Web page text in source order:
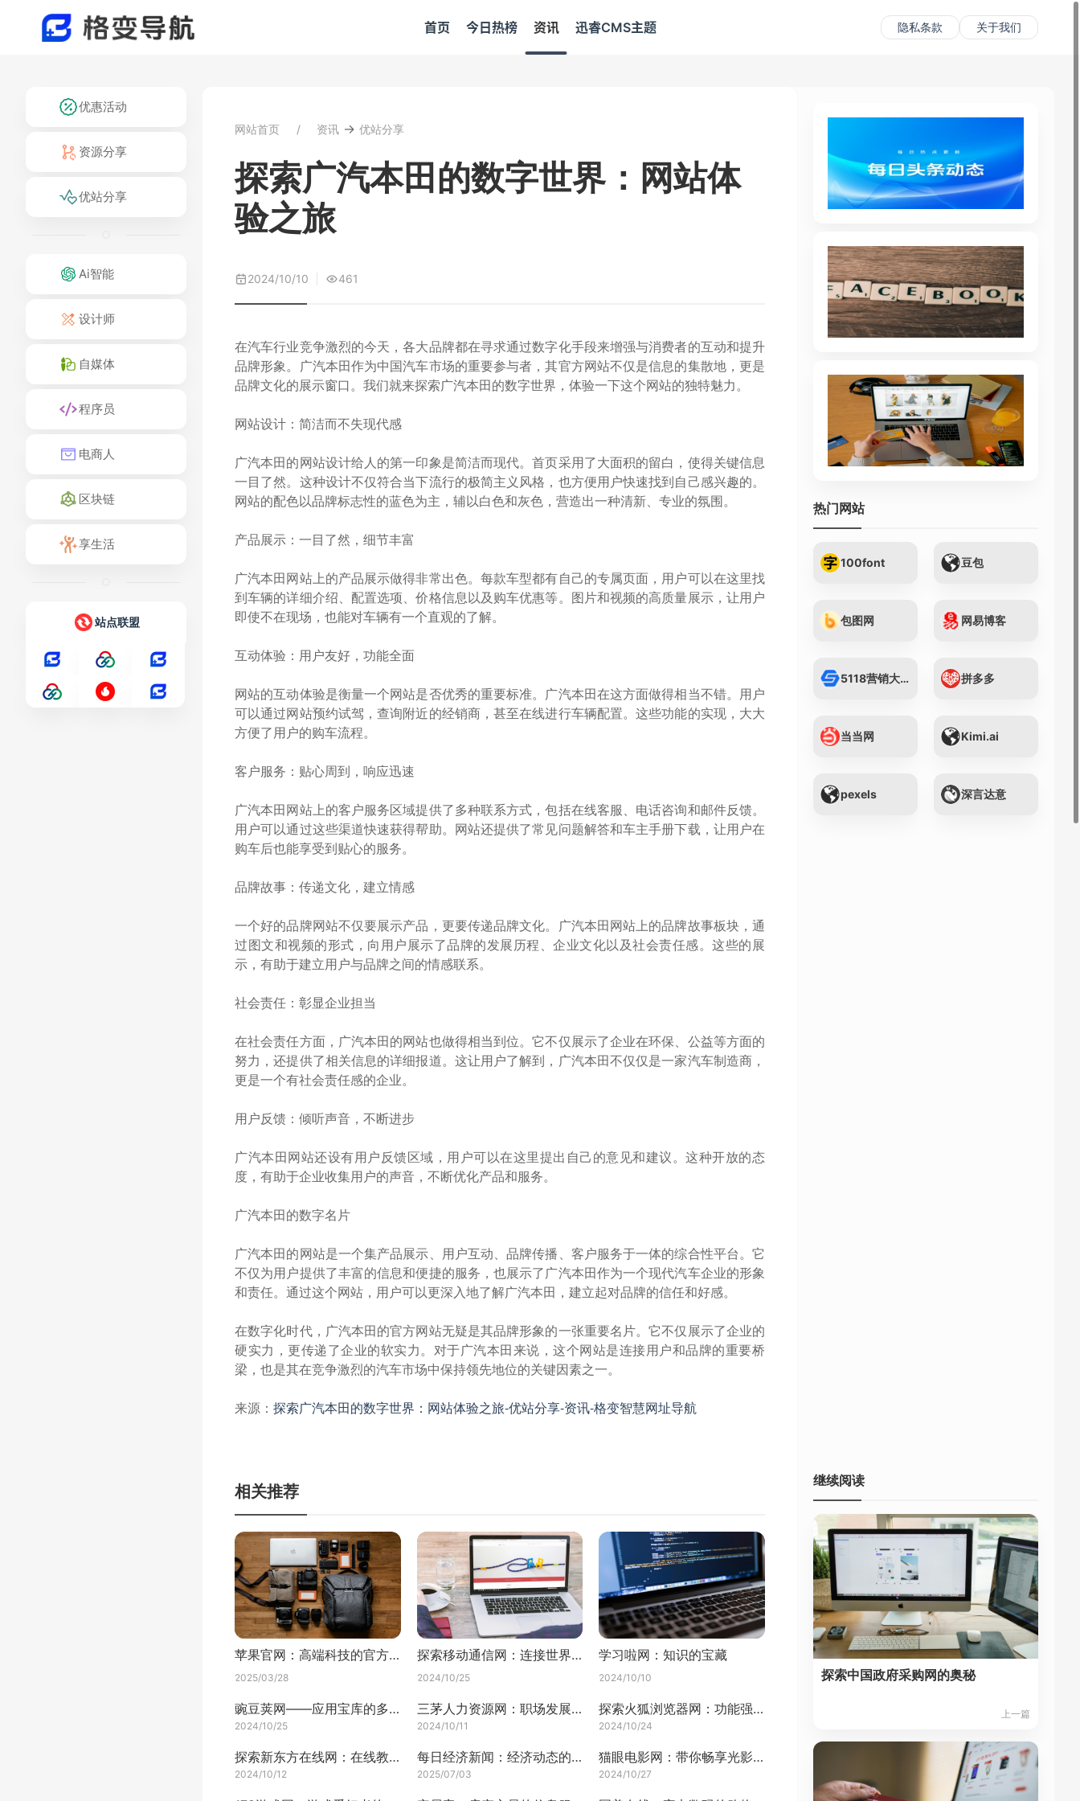
首页 今日热榜 资讯 迅睿CMS主题 隐私条款 关于我们
优惠活动
资源分享
优站分享
Ai智能
设计师
自媒体
程序员
电商人
区块链
享生活
站点联盟
网站首页 资讯 → 优站分享
探索广汽本田的数字世界：网站体
验之旅
2024/10/10 461
在汽车行业竞争激烈的今天，各大品牌都在寻求通过数字化手段来增强与消费者的互动和提升
品牌形象。广汽本田作为中国汽车市场的重要参与者，其官方网站不仅是信息的集散地，更是
品牌文化的展示窗口。我们就来探索广汽本田的数字世界，体验一下这个网站的独特魅力。
网站设计：简洁而不失现代感
广汽本田的网站设计给人的第一印象是简洁而现代。首页采用了大面积的留白，使得关键信息
一目了然。这种设计不仅符合当下流行的极简主义风格，也方便用户快速找到自己感兴趣的。
网站的配色以品牌标志性的蓝色为主，辅以白色和灰色，营造出一种清新、专业的氛围。
产品展示：一目了然，细节丰富
广汽本田网站上的产品展示做得非常出色。每款车型都有自己的专属页面，用户可以在这里找
到车辆的详细介绍、配置选项、价格信息以及购车优惠等。图片和视频的高质量展示，让用户
即使不在现场，也能对车辆有一个直观的了解。
互动体验：用户友好，功能全面
网站的互动体验是衡量一个网站是否优秀的重要标准。广汽本田在这方面做得相当不错。用户
可以通过网站预约试驾，查询附近的经销商，甚至在线进行车辆配置。这些功能的实现，大大
方便了用户的购车流程。
客户服务：贴心周到，响应迅速
广汽本田网站上的客户服务区域提供了多种联系方式，包括在线客服、电话咨询和邮件反馈。
用户可以通过这些渠道快速获得帮助。网站还提供了常见问题解答和车主手册下载，让用户在
购车后也能享受到贴心的服务。
品牌故事：传递文化，建立情感
一个好的品牌网站不仅要展示产品，更要传递品牌文化。广汽本田网站上的品牌故事板块，通
过图文和视频的形式，向用户展示了品牌的发展历程、企业文化以及社会责任感。这些的展
示，有助于建立用户与品牌之间的情感联系。
社会责任：彰显企业担当
在社会责任方面，广汽本田的网站也做得相当到位。它不仅展示了企业在环保、公益等方面的
努力，还提供了相关信息的详细报道。这让用户了解到，广汽本田不仅仅是一家汽车制造商，
更是一个有社会责任感的企业。
用户反馈：倾听声音，不断进步
广汽本田网站还设有用户反馈区域，用户可以在这里提出自己的意见和建议。这种开放的态
度，有助于企业收集用户的声音，不断优化产品和服务。
广汽本田的数字名片
广汽本田的网站是一个集产品展示、用户互动、品牌传播、客户服务于一体的综合性平台。它
不仅为用户提供了丰富的信息和便捷的服务，也展示了广汽本田作为一个现代汽车企业的形象
和责任。通过这个网站，用户可以更深入地了解广汽本田，建立起对品牌的信任和好感。
在数字化时代，广汽本田的官方网站无疑是其品牌形象的一张重要名片。它不仅展示了企业的
硬实力，更传递了企业的软实力。对于广汽本田来说，这个网站是连接用户和品牌的重要桥
梁，也是其在竞争激烈的汽车市场中保持领先地位的关键因素之一。
来源： 探索广汽本田的数字世界：网站体验之旅-优站分享-资讯-格变智慧网址导航
热门网站
100font 豆包
包图网 网易博客
5118营销大数据... 拼多多
当当网 Kimi.ai
pexels 深言达意
相关推荐
苹果官网：高端科技的官方商城
2025/03/28
探索移动通信网：连接世界的无形纽带
2024/10/25
学习啦网：知识的宝藏
2024/10/10
豌豆荚网——应用宝库的多面探索
2024/10/25
三茅人力资源网：职场发展新天地
2024/10/11
探索火狐浏览器网：功能强大的互联网入口
2024/10/24
探索新东方在线网：在线教育的革新者
2024/10/12
每日经济新闻：经济动态的及时播报
2025/07/03
猫眼电影网：带你畅享光影世界的奇妙之旅
2024/10/27
继续阅读
探索中国政府采购网的奥秘
上一篇